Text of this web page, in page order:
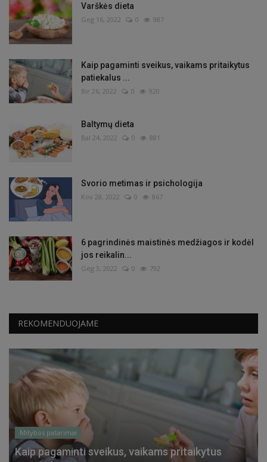
Varškės dieta
Geg 16, 2022 0 987
Kaip pagaminti sveikus, vaikams pritaikytus
patiekalus ...
Bir 26, 2022 0 920
Baltymų dieta
Bal 24, 2022 0 881
Svorio metimas ir psichologija
Kov 28, 2022 0 867
6 pagrindinės maistinės medžiagos ir kodėl
jos reikalin...
Geg 3, 2022 0 792
REKOMENDUOJAME
Mitybos patarimai
Kaip pagaminti sveikus, vaikams pritaikytus